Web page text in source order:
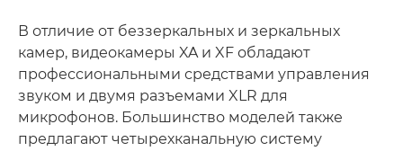
В отличие от беззеркальных и зеркальных
камер, видеокамеры XA и XF обладают
профессиональными средствами управления
звуком и двумя разъемами XLR для
микрофонов. Большинство моделей также
предлагают четырехканальную систему